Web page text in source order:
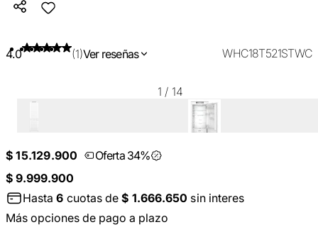
4.0 (1)Ver reseñas WHC18T521STWC
1 / 14
$ 15.129.900
Oferta 34%
$ 9.999.900
Hasta6 cuotas de$ 1.666.650 sin interes
Más opciones de pago a plazo